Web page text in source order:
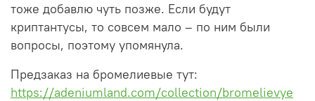
тоже добавлю чуть позже. Если будут
криптантусы, то совсем мало – по ним были
вопросы, поэтому упомянула.
Предзаказ на бромелиевые тут:
https://adeniumland.com/collection/bromelievye